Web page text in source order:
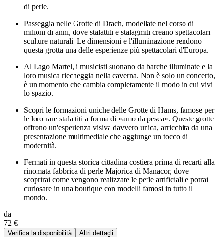
di perle.
Passeggia nelle Grotte di Drach, modellate nel corso di
milioni di anni, dove stalattiti e stalagmiti creano spettacolari
sculture naturali. Le dimensioni e l'illuminazione rendono
questa grotta una delle esperienze più spettacolari d'Europa.
Al Lago Martel, i musicisti suonano da barche illuminate e la
loro musica riecheggia nella caverna. Non è solo un concerto,
è un momento che cambia completamente il modo in cui vivi
lo spazio.
Scopri le formazioni uniche delle Grotte di Hams, famose per
le loro rare stalattiti a forma di «amo da pesca». Queste grotte
offrono un'esperienza visiva davvero unica, arricchita da una
presentazione multimediale che aggiunge un tocco di
modernità.
Fermati in questa storica cittadina costiera prima di recarti alla
rinomata fabbrica di perle Majorica di Manacor, dove
scoprirai come vengono realizzate le perle artificiali e potrai
curiosare in una boutique con modelli famosi in tutto il
mondo.
da
72 €
Verifica la disponibilità Altri dettagli